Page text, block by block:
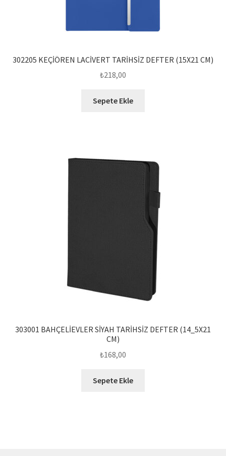
302205 KEÇİÖREN LACİVERT TARİHSİZ DEFTER (15X21 CM)
₺218,00
Sepete Ekle
303001 BAHÇELİEVLER SİYAH TARİHSİZ DEFTER (14_5X21
CM)
₺168,00
Sepete Ekle